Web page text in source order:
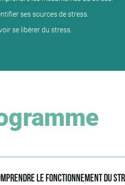
ses sources de stress.
se libérer du stress.
le fonctionnement du